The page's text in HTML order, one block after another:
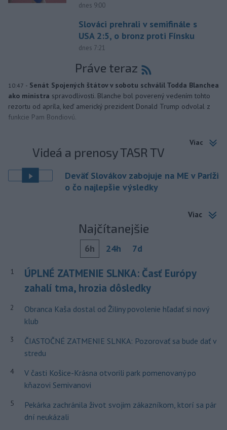
dnes 9:00
Slováci prehrali v semifinále s
USA 2:5, o bronz proti Fínsku
dnes 7:21
Práve teraz
10:47 - Senát Spojených štátov v sobotu schválil Todda Blanchea
ako ministra spravodlivosti. Blanche bol poverený vedením tohto
rezortu od apríla, keď americký prezident Donald Trump odvolal z
funkcie Pam Bondiovú.
Viac
Videá a prenosy TASR TV
Deväť Slovákov zabojuje na ME v Paríži
o čo najlepšie výsledky
Viac
Najčítanejšie
6h 24h 7d
1
ÚPLNÉ ZATMENIE SLNKA: Časť Európy
zahalí tma, hrozia dôsledky
2
Obranca Kaša dostal od Žiliny povolenie hľadať si nový
klub
3
ČIASTOČNÉ ZATMENIE SLNKA: Pozorovať sa bude dať v
stredu
4
V časti Košice-Krásna otvorili park pomenovaný po
kňazovi Semivanovi
5
Pekárka zachránila život svojim zákazníkom, ktorí sa pár
dní neukázali